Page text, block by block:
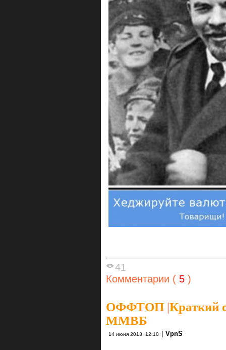
41
Комментарии ( 5 )
ОФФТОП |Краткий
ММВБ
14 июня 2013, 12:10 VpnS